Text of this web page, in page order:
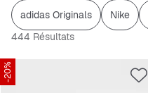
adidas Originals Nike
444 Résultats
-20%